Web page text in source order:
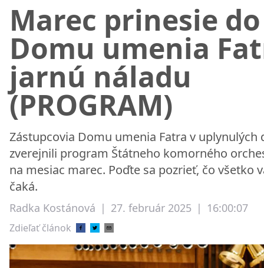
Marec prinesie do
Domu umenia
jarnú náladu
(PROGRAM)
Zástupcovia Domu umenia Fatra v uplynulých
zverejnili program Štátneho komorného
na mesiac marec. Poďte sa pozrieť, čo všetko
čaká.
Radka Kostánová | 27. február 2025 | 16:00:07
Zdieľať článok